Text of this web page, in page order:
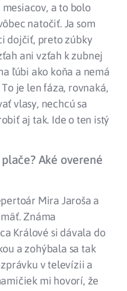
a to bolo
natočiť. Ja som
dojčiť, preto zúbky
ani vzťah k zubnej
ľúbi ako koňa a nemá
je len fáza, rovnaká,
vlasy, nechcú sa
aj tak. Ide o ten istý
Aké overené
Mira Jaroša a
Známa
Králové si dávala do
a zohýbala sa tak
v televízii a
mi hovorí, že